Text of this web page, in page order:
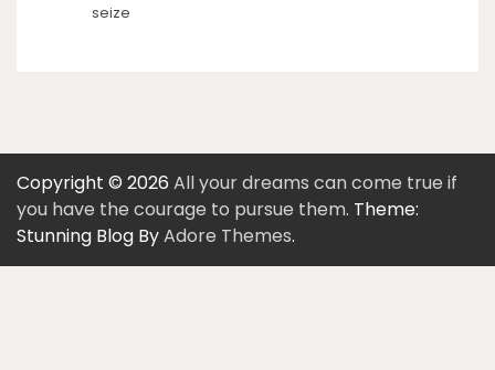
seize
Copyright © 2026 All your dreams can come true if
you have the courage to pursue them. Theme:
Stunning Blog ByAdore Themes.